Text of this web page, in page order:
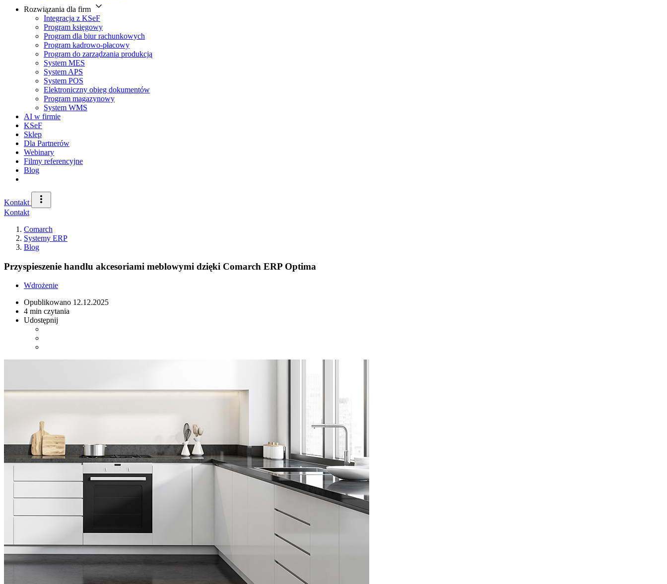
Rozwiązania dla firm
Integracja z KSeF
Program księgowy
Program dla biur rachunkowych
Program kadrowo-płacowy
Program do zarządzania produkcją
System MES
System APS
System POS
Elektroniczny obieg dokumentów
Program magazynowy
System WMS
AI w firmie
KSeF
Sklep
Dla Partnerów
Webinary
Filmy referencyjne
Blog
Kontakt
Kontakt
Comarch
Systemy ERP
Blog
Przyspieszenie handlu akcesoriami meblowymi dzięki Comarch ERP Optima
Wdrożenie
Opublikowano 12.12.2025
4 min czytania
Udostępnij